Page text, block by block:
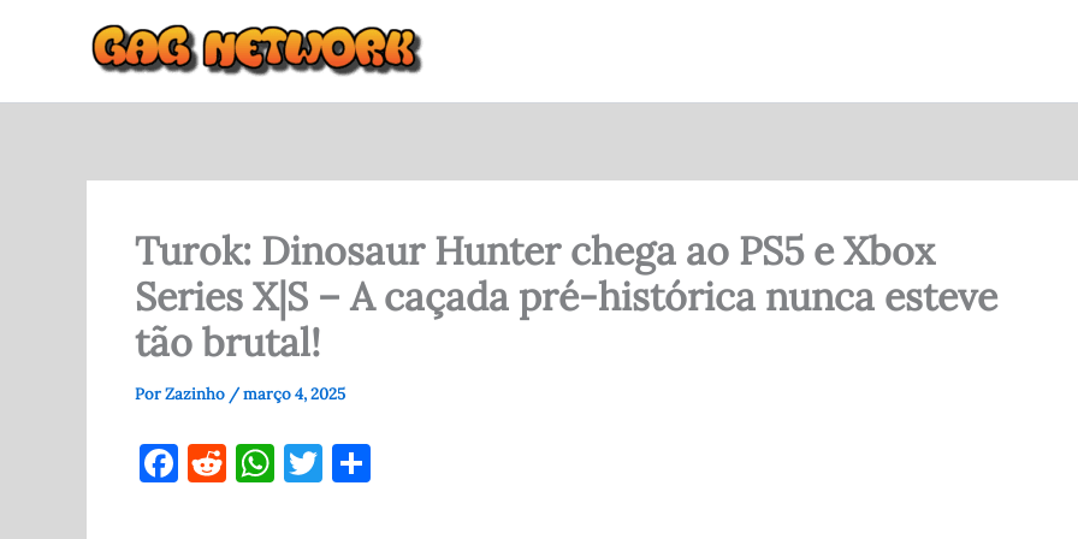
conteúdo
Turok: Dinosaur Hunter chega ao PS5 e Xbox
Series X|S – A caçada pré-histórica nunca esteve
tão brutal!
PorZazinho /março 4, 2025
F R W T